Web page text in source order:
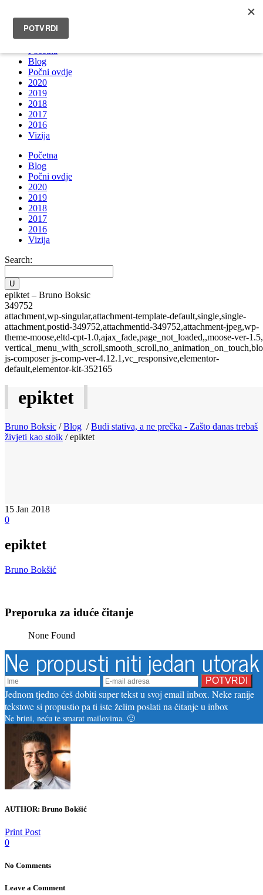
INFO@BRUNOBOKSIC.COM
Početna
Blog
Počni ovdje
2020
2019
2018
2017
2016
Vizija
Početna
Blog
Počni ovdje
2020
2019
2018
2017
2016
Vizija
Search:
epiktet – Bruno Boksic
349752
attachment,wp-singular,attachment-template-default,single,single-
attachment,postid-349752,attachmentid-349752,attachment-jpeg,wp-
theme-moose,eltd-cpt-1.0,ajax_fade,page_not_loaded,,moose-ver-1.5,
js-composer js-comp-ver-4.12.1,vc_responsive,elementor-
default,elementor-kit-352165
epiktet
Bruno Boksic /Blog /Budi stativa, a ne prečka - Zašto danas trebaš
živjeti kao stoik /epiktet
15 Jan 2018
0
epiktet
Bruno Bokšić
Preporuka za iduće čitanje
None Found
Ne propusti niti jedan utorak
Jednom tjedno ćeš dobiti super tekst u svoj email inbox. Neke ranije
tekstove si propustio pa ti iste želim poslati na čitanje u inbox
Ne brini, neću te smarat mailovima. 🙂
AUTHOR: Bruno Bokšić
Print Post
0
No Comments
Leave a Comment